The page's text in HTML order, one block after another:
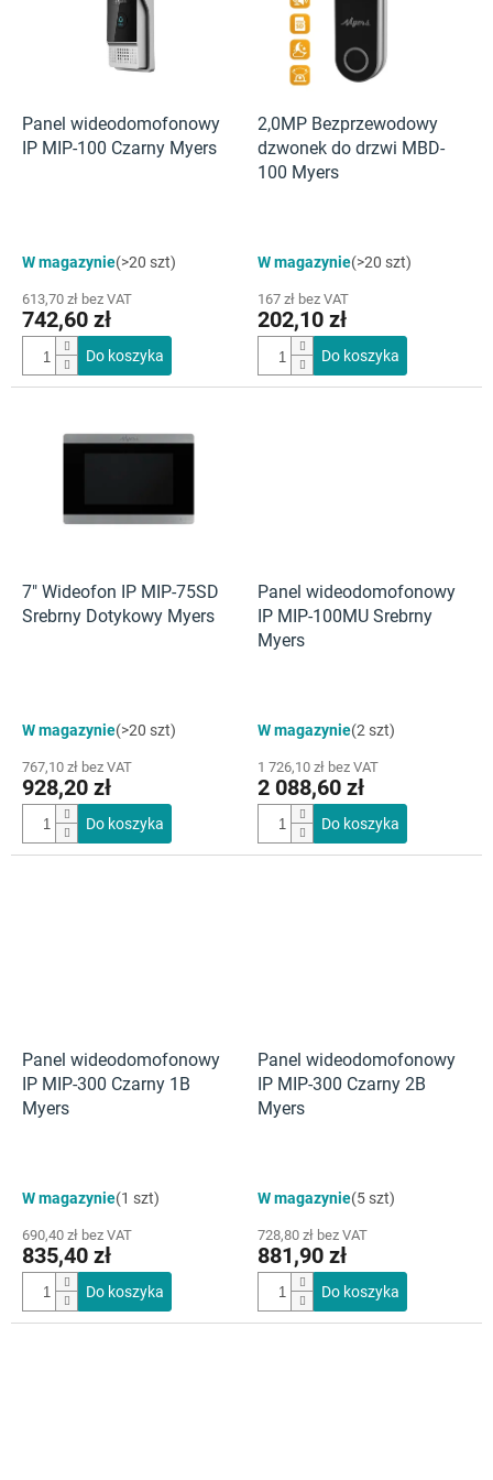
Panel wideodomofonowy
IP MIP-100 Czarny Myers
W magazynie(>20 szt)
613,70 zł bez VAT
742,60 zł
Do koszyka
2,0MP Bezprzewodowy
dzwonek do drzwi MBD-
100 Myers
ocena
wynosi
4,7
gwiazdek.
W magazynie(>20 szt)
167 zł bez VAT
202,10 zł
Do koszyka
7" Wideofon IP MIP-75SD
Srebrny Dotykowy Myers
W magazynie(>20 szt)
767,10 zł bez VAT
928,20 zł
Do koszyka
Panel wideodomofonowy
IP MIP-100MU Srebrny
Myers
W magazynie(2 szt)
1 726,10 zł bez VAT
2 088,60 zł
Do koszyka
Panel wideodomofonowy
IP MIP-300 Czarny 1B
Myers
W magazynie(1 szt)
690,40 zł bez VAT
835,40 zł
Do koszyka
Panel wideodomofonowy
IP MIP-300 Czarny 2B
Myers
W magazynie(5 szt)
728,80 zł bez VAT
881,90 zł
Do koszyka